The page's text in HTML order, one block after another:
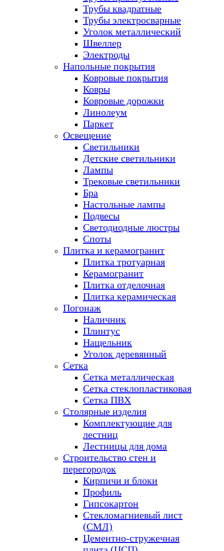
Трубы квадратные
Трубы электросварные
Уголок металлический
Швеллер
Электроды
Напольные покрытия
Ковровые покрытия
Ковры
Ковровые дорожки
Линолеум
Паркет
Освещение
Светильники
Детские светильники
Лампы
Трековые светильники
Бра
Настольные лампы
Подвесы
Светодиодные люстры
Споты
Плитка и керамогранит
Плитка тротуарная
Керамогранит
Плитка отделочная
Плитка керамическая
Погонаж
Наличник
Плинтус
Нащельник
Уголок деревянный
Сетка
Сетка металлическая
Сетка стеклопластиковая
Сетка ПВХ
Столярные изделия
Комплектующие для
лестниц
Лестницы для дома
Строительство стен и
перегородок
Кирпичи и блоки
Профиль
Гипсокартон
Стекломагниевый лист
(СМЛ)
Цементно-стружечная